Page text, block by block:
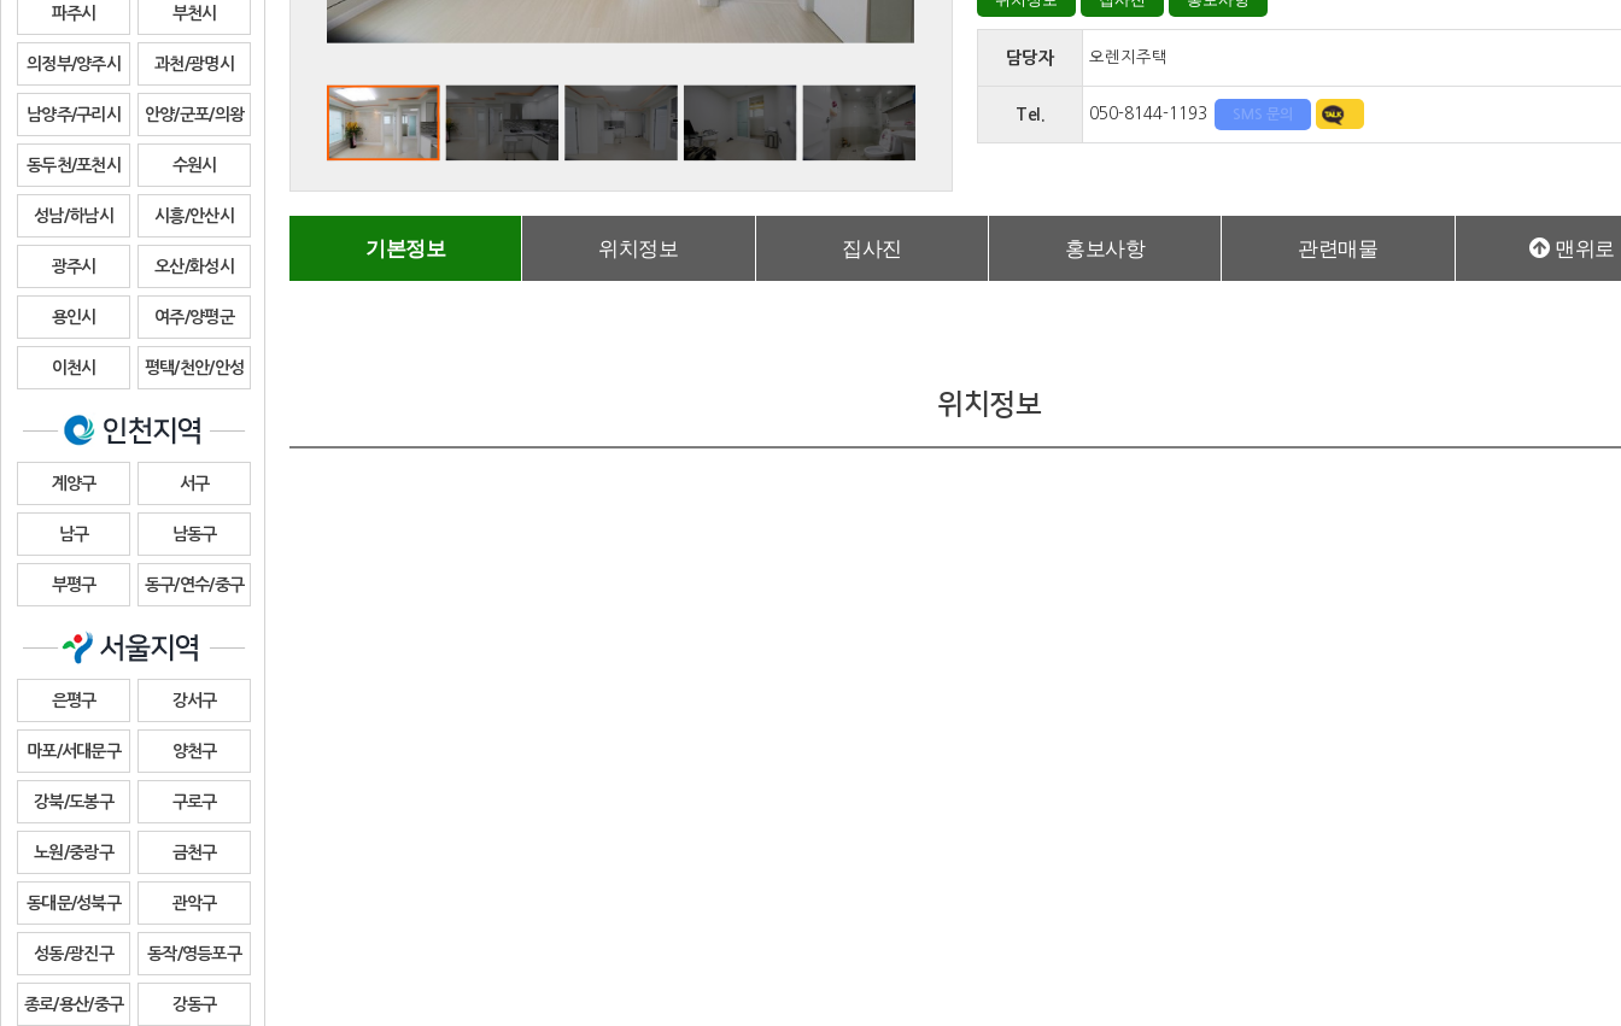
파주시 부천시
의정부/양주시 과천/광명시
남양주/구리시 안양/군포/의왕
동두천/포천시 수원시
성남/하남시 시흥/안산시
광주시 오산/화성시
용인시 여주/양평군
이천시 평택/천안/안성
계양구 서구
남구 남동구
부평구 동구/연수/중구
은평구 강서구
마포/서대문구 양천구
강북/도봉구 구로구
노원/중랑구 금천구
동대문/성북구 관악구
성동/광진구 동작/영등포구
종로/용산/중구 강동구
담당자 오렌지주택
Tel. 050-8144-1193 SMS 문의
기본정보 위치정보 집사진 홍보사항 관련매물 맨위로
위치정보